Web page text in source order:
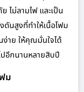
ไม่ลามไฟ และเป็น
นสูงที่ทำให้เนื้อโฟม
ง่าย ให้คุณมั่นใจได้
อีกนานหลายสิบปี
ม